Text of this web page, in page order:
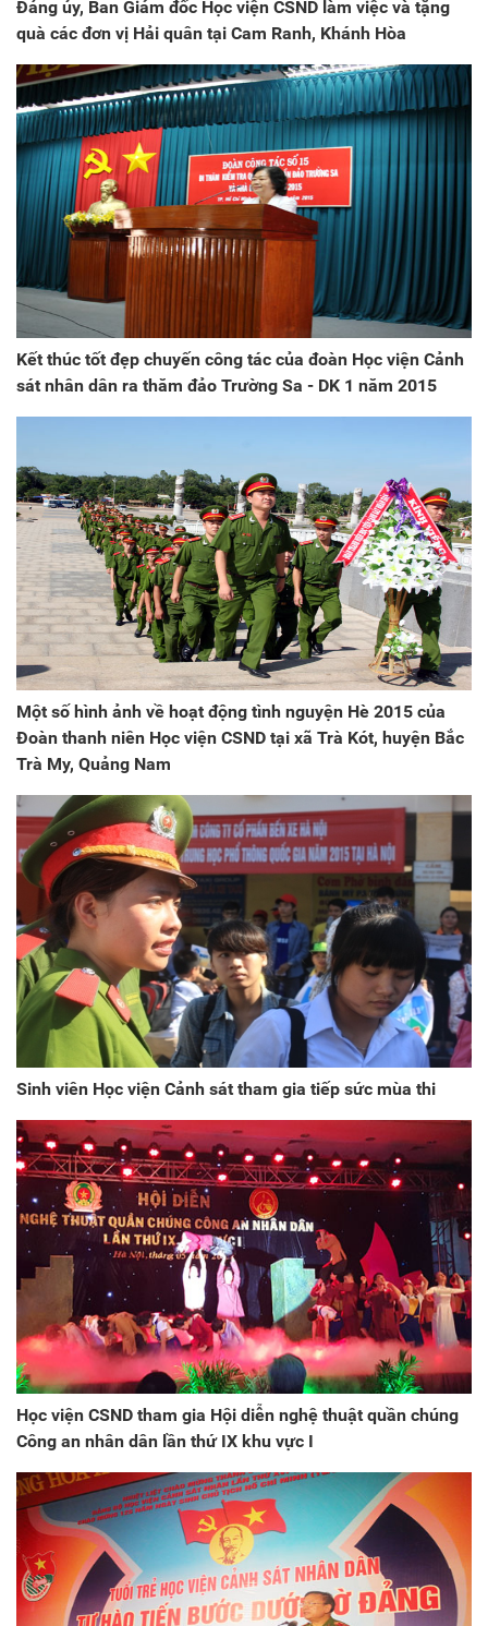
Đảng ủy, Ban Giám đốc Học viện CSND làm việc và tặng
quà các đơn vị Hải quân tại Cam Ranh, Khánh Hòa
Kết thúc tốt đẹp chuyến công tác của đoàn Học viện Cảnh
sát nhân dân ra thăm đảo Trường Sa - DK 1 năm 2015
Một số hình ảnh về hoạt động tình nguyện Hè 2015 của
Đoàn thanh niên Học viện CSND tại xã Trà Kót, huyện Bắc
Trà My, Quảng Nam
Sinh viên Học viện Cảnh sát tham gia tiếp sức mùa thi
Học viện CSND tham gia Hội diễn nghệ thuật quần chúng
Công an nhân dân lần thứ IX khu vực I